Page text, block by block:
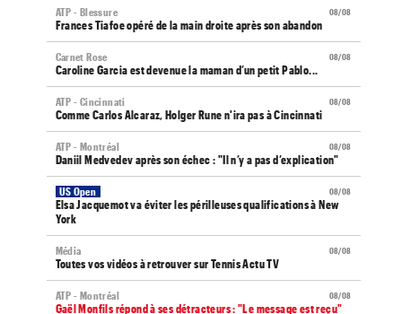
08/08
ATP - Blessure
Frances Tiafoe opéré de la main droite après son abandon
08/08
Carnet Rose
Caroline Garcia est devenue la maman d’un petit Pablo...
08/08
ATP - Cincinnati
Comme Carlos Alcaraz, Holger Rune n'ira pas à Cincinnati
08/08
ATP - Montréal
Daniil Medvedev après son échec : "Il n’y a pas d’explication"
08/08
US Open
Elsa Jacquemot va éviter les périlleuses qualifications à New
York
08/08
Média
Toutes vos vidéos à retrouver sur Tennis Actu TV
08/08
ATP - Montréal
Gaël Monfils répond à ses détracteurs : "Le message est reçu"